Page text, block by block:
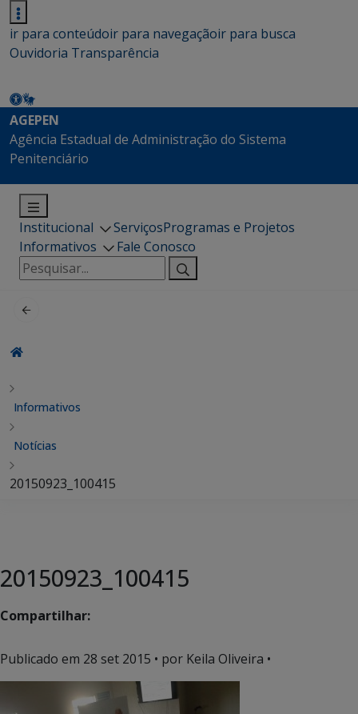
ir para conteúdoir para navegaçãoir para busca
Ouvidoria Transparência
AGEPEN
Agência Estadual de Administração do Sistema
Penitenciário
Institucional ServiçosProgramas e Projetos
Informativos
Fale Conosco
Pesquisar
por:
Informativos
Notícias
20150923_100415
20150923_100415
Compartilhar:
Publicado em 28 set 2015 • por Keila Oliveira •